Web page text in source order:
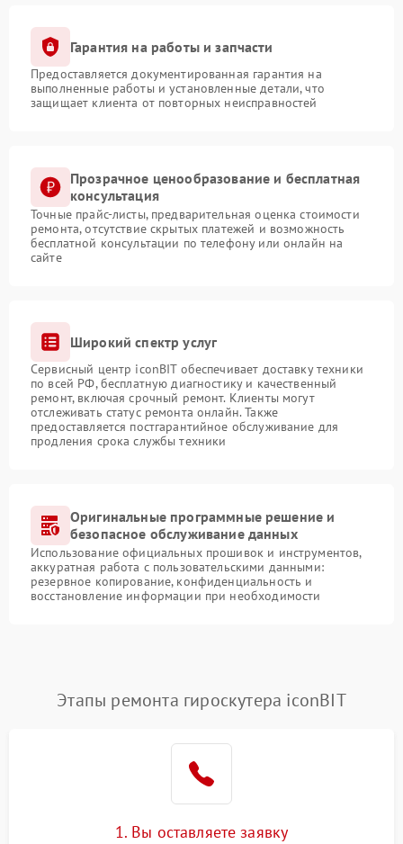
Гарантия на работы и запчасти
Предоставляется документированная гарантия на
выполненные работы и установленные детали, что
защищает клиента от повторных неисправностей
Прозрачное ценообразование и бесплатная
консультация
Точные прайс-листы, предварительная оценка стоимости
ремонта, отсутствие скрытых платежей и возможность
бесплатной консультации по телефону или онлайн на
сайте
Широкий спектр услуг
Сервисный центр iconBIT обеспечивает доставку техники
по всей РФ, бесплатную диагностику и качественный
ремонт, включая срочный ремонт. Клиенты могут
отслеживать статус ремонта онлайн. Также
предоставляется постгарантийное обслуживание для
продления срока службы техники
Оригинальные программные решение и
безопасное обслуживание данных
Использование официальных прошивок и инструментов,
аккуратная работа с пользовательскими данными:
резервное копирование, конфиденциальность и
восстановление информации при необходимости
Этапы ремонта гироскутера iconBIT
1. Вы оставляете заявку